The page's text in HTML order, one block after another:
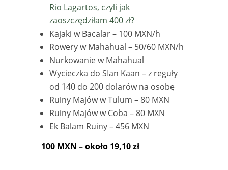
Rio Lagartos, czyli jak
zaoszczędziłam 400 zł?
Kajaki w Bacalar – 100 MXN/h
Rowery w Mahahual – 50/60 MXN/h
Nurkowanie w Mahahual
Wycieczka do SIan Kaan – z reguły
od 140 do 200 dolarów na osobę
Ruiny Majów w Tulum – 80 MXN
Ruiny Majów w Coba – 80 MXN
Ek Balam Ruiny – 456 MXN
100 MXN – około 19,10 zł